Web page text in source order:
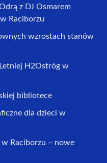
z DJ Osmarem
Raciborzu
wzrostach stanów
H2Ostróg w
bibliotece
dla dzieci w
Raciborzu – nowe